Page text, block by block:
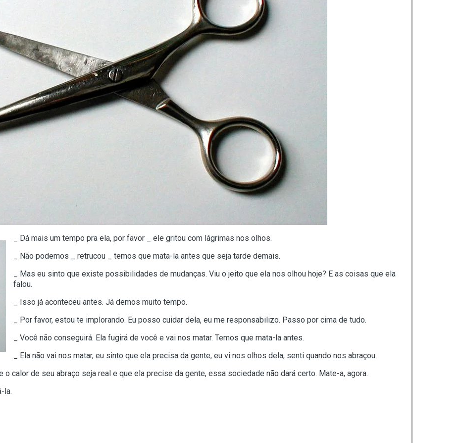
_ Dá mais um tempo pra ela, por favor _ ele gritou com lágrimas nos olhos.
_ Não podemos _ retrucou _ temos que mata-la antes que seja tarde demais.
_ Mas eu sinto que existe possibilidades de mudanças. Viu o jeito que ela nos olhou hoje? E as coisas que ela
falou.
_ Isso já aconteceu antes. Já demos muito tempo.
_ Por favor, estou te implorando. Eu posso cuidar dela, eu me responsabilizo. Passo por cima de tudo.
_ Você não conseguirá. Ela fugirá de você e vai nos matar. Temos que mata-la antes.
_ Ela não vai nos matar, eu sinto que ela precisa da gente, eu vi nos olhos dela, senti quando nos abraçou.
o calor de seu abraço seja real e que ela precise da gente, essa sociedade não dará certo. Mate-a, agora.
la.